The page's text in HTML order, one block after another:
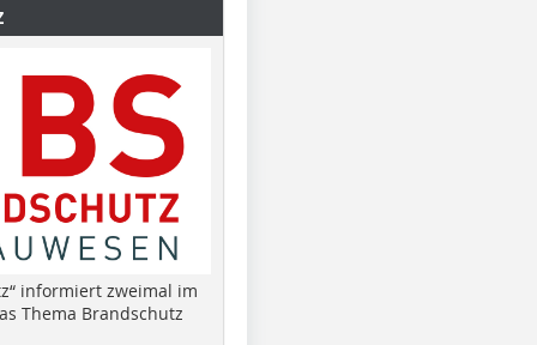
informiert zweimal im
Thema Brandschutz